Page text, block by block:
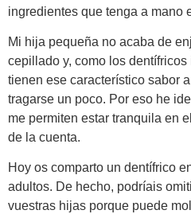
ingredientes que tenga a mano
Mi hija pequeña no acaba de
cepillado y, como los
tienen ese característico sabor
tragarse un poco. Por eso he
me permiten estar tranquila en
de la cuenta.
Hoy os comparto un dentífrico
adultos. De hecho, podríais
vuestras hijas porque puede